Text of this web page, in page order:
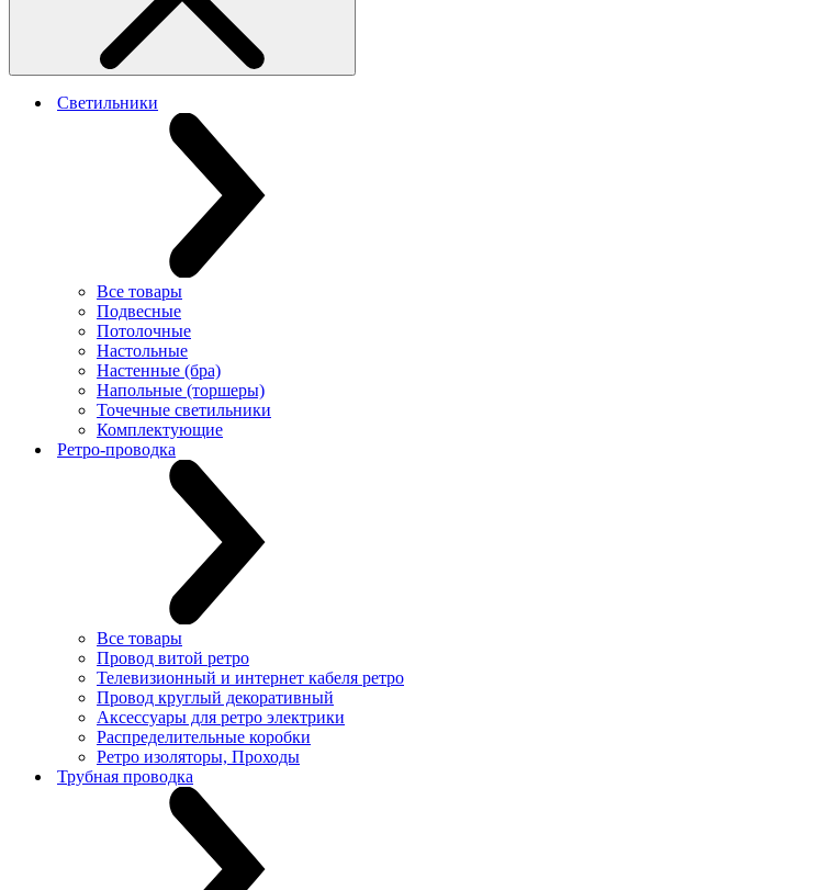
Светильники
Все товары
Подвесные
Потолочные
Настольные
Настенные (бра)
Напольные (торшеры)
Точечные светильники
Комплектующие
Ретро-проводка
Все товары
Провод витой ретро
Телевизионный и интернет кабеля ретро
Провод круглый декоративный
Аксессуары для ретро электрики
Распределительные коробки
Ретро изоляторы, Проходы
Трубная проводка